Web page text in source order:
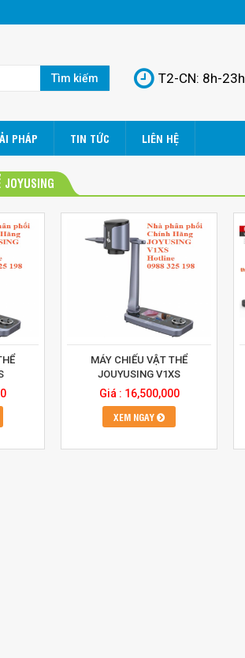
Tìm kiếm T2-CN: 8h-23h
PHÁP TIN TỨC LIÊN HỆ
MÁY CHIẾU VẬT THỂ
JOUYUSING V1XS
Giá : 16,500,000
XEM NGAY